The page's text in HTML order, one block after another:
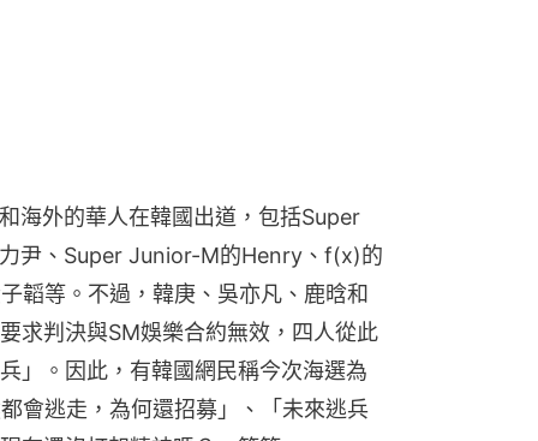
海外的華人在韓國出道，包括Super
尹、Super Junior-M的Henry、f(x)的
韜等。不過，韓庚、吳亦凡、鹿晗和
求判決與SM娛樂合約無效，四人從此
」。因此，有韓國網民稱今次海選為
會逃走，為何還招募」、「未來逃兵